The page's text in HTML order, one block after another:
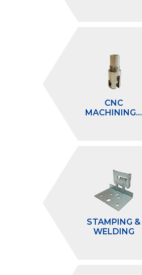
CNC
MACHINING...
STAMPING &
WELDING